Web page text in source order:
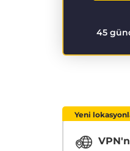
45
Yeni